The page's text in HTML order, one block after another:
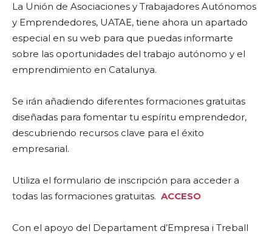
La Unión de Asociaciones y Trabajadores Autónomos
y Emprendedores, UATAE, tiene ahora un apartado
especial en su web para que puedas informarte
sobre las oportunidades del trabajo autónomo y el
emprendimiento en Catalunya.
Se irán añadiendo diferentes formaciones gratuitas
diseñadas para fomentar tu espíritu emprendedor,
descubriendo recursos clave para el éxito
empresarial.
Utiliza el formulario de inscripción para acceder a
todas las formaciones gratuitas. ACCESO
Con el apoyo del Departament d’Empresa i Treball